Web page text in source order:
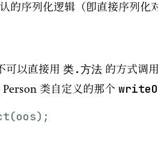
的序列化逻辑（即直接序列化
可以直接用 类.方法 的方式调
Person 类自定义的那个